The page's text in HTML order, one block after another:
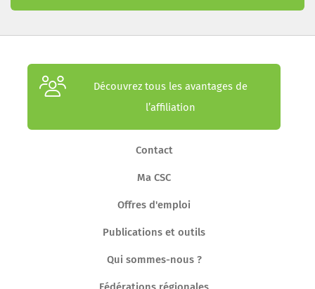
Découvrez tous les avantages de
l’affiliation
Contact
Ma CSC
Offres d'emploi
Publications et outils
Qui sommes-nous ?